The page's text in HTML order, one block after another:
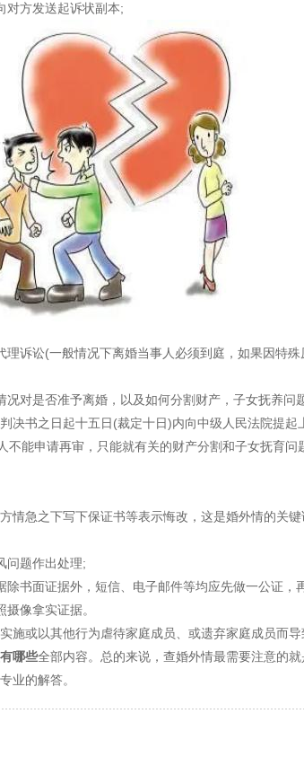
方发送起诉状副本;
讼(一般情况下离婚当事人必须到庭，如果因特殊
是否准予离婚，以及如何分割财产，子女抚养问
书之日起十五日(裁定十日)内向中级人民法院提起
能申请再审，只能就有关的财产分割和子女抚育问
急之下写下保证书等表示悔改，这是婚外情的关键
题作出处理;
面证据外，短信、电子邮件等均应先做一公证，
像拿实证据。
或以其他行为虐待家庭成员、或遗弃家庭成员而导
哪些全部内容。总的来说，查婚外情最需要注意的
业的解答。